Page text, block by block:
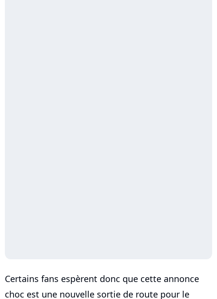
Certains fans espèrent donc que cette annonce
choc est une nouvelle sortie de route pour le